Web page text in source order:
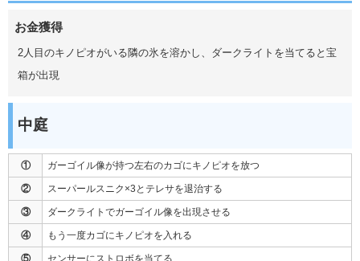
お金獲得
2人目のキノピオがいる隣の氷を溶かし、ダークライトを当てると宝
箱が出現
中庭
① ガーゴイル像が持つ左右のカゴにキノピオを放つ
② スーパールスニク×3とテレサを退治する
③ ダークライトでガーゴイル像を出現させる
④ もう一度カゴにキノピオを入れる
⑤ センサーにストロボを当てる